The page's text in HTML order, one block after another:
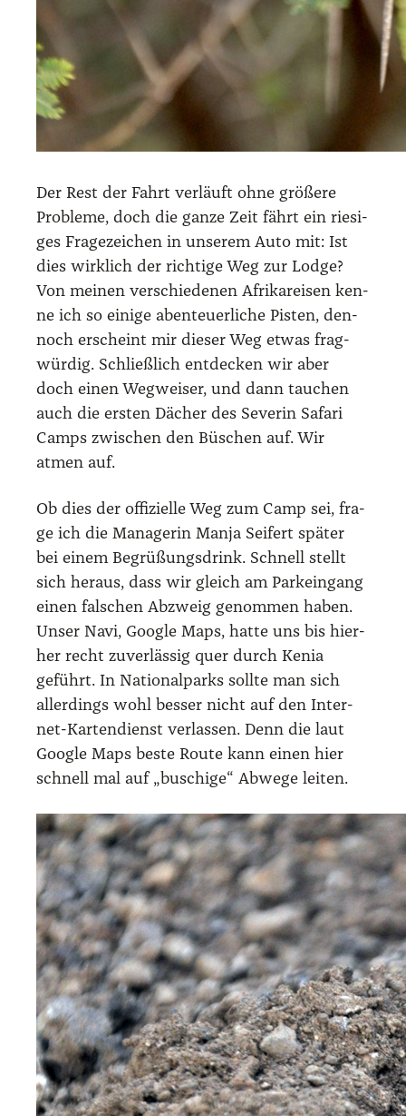
Der Rest der Fahrt ver­läuft ohne grö­ße­re
Pro­ble­me, doch die gan­ze Zeit fährt ein rie­si­
ges Fra­ge­zei­chen in unse­rem Auto mit: Ist
dies wirk­lich der rich­ti­ge Weg zur Lodge?
Von mei­nen ver­schie­de­nen Afri­ka­rei­sen ken­
ne ich so eini­ge aben­teu­er­li­che Pis­ten, den­
noch erscheint mir die­ser Weg etwas frag­
wür­dig. Schließ­lich ent­de­cken wir aber
doch einen Weg­wei­ser, und dann tau­chen
auch die ers­ten Dächer des Seve­rin Safa­ri
Camps zwi­schen den Büschen auf. Wir
atmen auf.
Ob dies der offi­zi­el­le Weg zum Camp sei, fra­
ge ich die Mana­ge­rin Man­ja Sei­fert spä­ter
bei einem Begrü­ßungs­drink. Schnell stellt
sich her­aus, dass wir gleich am Park­ein­gang
einen fal­schen Abzweig genom­men haben.
Unser Navi, Goog­le Maps, hat­te uns bis hier­
her recht zuver­läs­sig quer durch Kenia
geführt. In Natio­nal­parks soll­te man sich
aller­dings wohl bes­ser nicht auf den Inter­
net-Kar­ten­dienst ver­las­sen. Denn die laut
Goog­le Maps bes­te Rou­te kann einen hier
schnell mal auf „buschi­ge“ Abwe­ge lei­ten.